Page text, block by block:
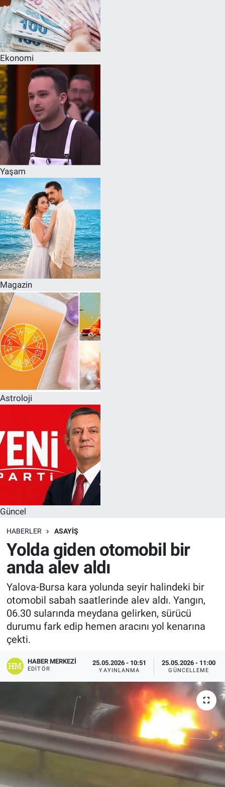
Ekonomi
Yaşam
Magazin
Astroloji
Güncel
HABERLER ASAYIŞ
Yolda giden otomobil bir
anda alev aldı
Yalova-Bursa kara yolunda seyir halindeki bir
otomobil sabah saatlerinde alev aldı. Yangın,
06.30 sularında meydana gelirken, sürücü
durumu fark edip hemen aracını yol kenarına
çekti.
HABER MERKEZI
EDITÖR
25.05.2026 - 10:51
YAYINLANMA
25.05.2026 - 11:00
GÜNCELLEME